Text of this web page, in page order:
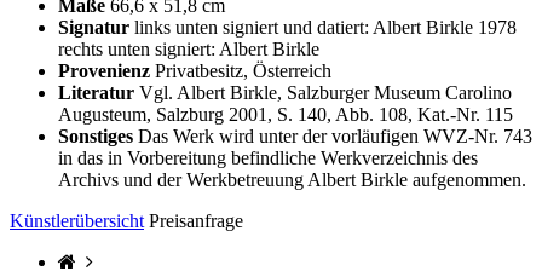
Maße 66,6 x 51,8 cm
Signatur links unten signiert und datiert: Albert Birkle 1978
rechts unten signiert: Albert Birkle
Provenienz Privatbesitz, Österreich
Literatur Vgl. Albert Birkle, Salzburger Museum Carolino
Augusteum, Salzburg 2001, S. 140, Abb. 108, Kat.-Nr. 115
Sonstiges Das Werk wird unter der vorläufigen WVZ-Nr. 743
in das in Vorbereitung befindliche Werkverzeichnis des
Archivs und der Werkbetreuung Albert Birkle aufgenommen.
Künstlerübersicht Preisanfrage